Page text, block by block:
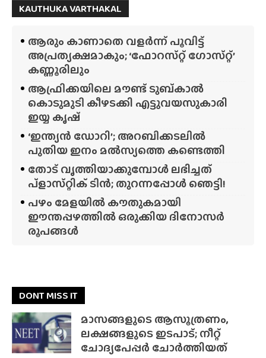
KAUTHUKA VARTHAKAL
ആരും കാണാതെ വളർന്ന് പൂവിട്ട്
അപ്രത്യക്ഷമാകും; ‘ഫോറസ്‌റ്റ്‌ ഗോസ്‌റ്റ്’
കണ്ണൂരിലും
ആഫ്രിക്കയിലെ മൗണ്ട് ടുബ്‌കാൽ
കൊടുമുടി കീഴടക്കി എട്ടുവയസുകാരി
ഇയ്യ കൃഷ്
‘ഇന്ത്യൻ ഡോറി’; അറബിക്കടലിൽ
പുതിയ ഇനം മൽസ്യത്തെ കണ്ടെത്തി
തോട് വൃത്തിയാക്കുമ്പോൾ ലഭിച്ചത്
പ്‌ളാസ്‌റ്റിക് ടിൻ; തുറന്നപ്പോൾ ഞെട്ടി!
പഴം മേളയിൽ കൗതുകമായി
ഈന്തപ്പഴത്തിൽ ഒരുക്കിയ ദിനോസർ
രൂപങ്ങൾ
DONT MISS IT
മാസങ്ങളുടെ ആസൂത്രണം,
ലക്ഷങ്ങളുടെ ഇടപാട്; നീറ്റ്
ചോദ്യപേപ്പർ ചോർത്തിയത്